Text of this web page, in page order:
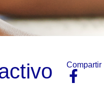
Compartir​